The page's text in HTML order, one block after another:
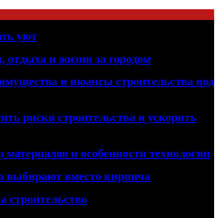
уют
отдыха и жизни за городом
и нюансы строительства под
риски строительства и ускорить
и особенности технологии
выбирают вместо кирпича
строительство